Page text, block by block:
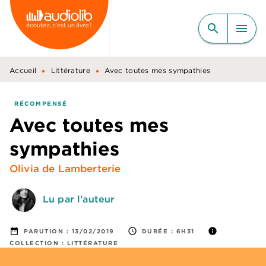
MENU RECHERCHE
CONTENU
PIED DE PAGE
search menu
Accueil • Littérature • Avec toutes mes sympathies
RÉCOMPENSÉ
Avec toutes mes
sympathies
Olivia de Lamberterie
Lu par l'auteur
date_range PARUTION : 13/02/2019 access_time DURÉE : 6H31 info
COLLECTION : LITTÉRATURE